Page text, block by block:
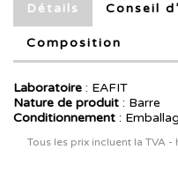
Détails Conseil
Composition
Laboratoire : EAFIT
Nature de produit : Barre
Conditionnement :
Tous les prix incluent la TVA